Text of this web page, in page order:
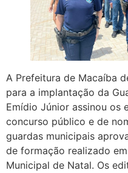
A Prefeitura de Macaíba
para a implantação da
Emídio Júnior assinou os
concurso público e de
guardas municipais
de formação realizado
Municipal de Natal. Os